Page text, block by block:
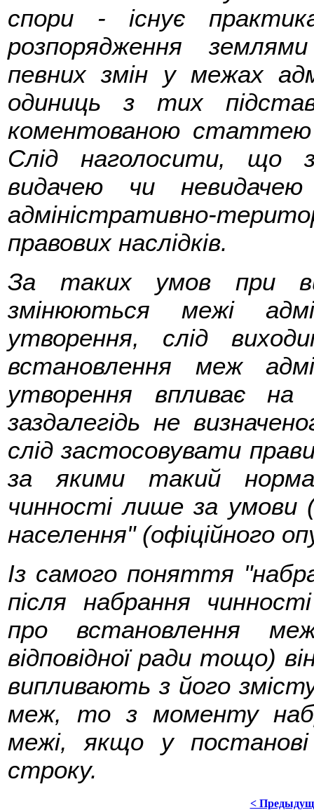
спори - існує
розпорядження
певних змін у межах
одиниць з тих
коментованою статтею
Слід наголосити, що
видачею чи
адміністративно-
правових наслідків.
За таких умов при
змінюються межі
утворення, слід
встановлення меж
утворення впливає на
заздалегідь не
слід застосовувати
за якими такий
чинності лише за умови
населення" (офіційного
Із самого поняття
після набрання
про встановлення
відповідної ради тощо)
випливають з його
меж, то з моменту
межі, якщо у постанові
строку.
<